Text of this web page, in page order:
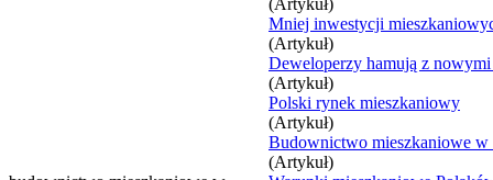
(Artykuł)
Mniej inwestycji
(Artykuł)
Deweloperzy hamują z
(Artykuł)
Polski rynek mieszkaniowy
(Artykuł)
Budownictwo mieszkaniowe w
(Artykuł)